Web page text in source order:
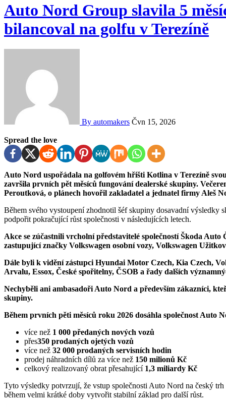
Auto Nord Group slavila 5
bilancoval na golfu v Terezíně
By automakers Čvn 15, 2026
Spread the love
Auto Nord uspořádala na golfovém hřišti Kotlina v Terezíně svou první letní a zároveň otevírací party, která symbolicky
završila prvních pět měsíců fungování dealerské skupiny.
Peroutková, o plánech hovořil zakladatel a jednatel firmy Aleš
Během svého vystoupení zhodnotil šéf skupiny dosavadní výsledky
podpořit pokračující růst společnosti v následujících letech.
Akce se zúčastnili vrcholní představitelé společností Škoda
zastupující značky Volkswagen osobní vozy, Volkswagen
Dále byli k vidění zástupci Hyundai Motor Czech, Kia Czech,
Arvalu, Essox, České spořitelny, ČSOB a řady dalších
Nechyběli ani ambasadoři Auto Nord a především zákazníci,
skupiny.
Během prvních pěti měsíců roku 2026 dosáhla společnost Auto
více než 1 000 předaných nových vozů
přes350 prodaných ojetých vozů
více než 32 000 prodaných servisních hodin
prodej náhradních dílů za více než 150 milionů Kč
celkový realizovaný obrat přesahující 1,3 miliardy Kč
Tyto výsledky potvrzují, že vstup společnosti Auto Nord na český
během velmi krátké doby vytvořit stabilní základ pro další růst.